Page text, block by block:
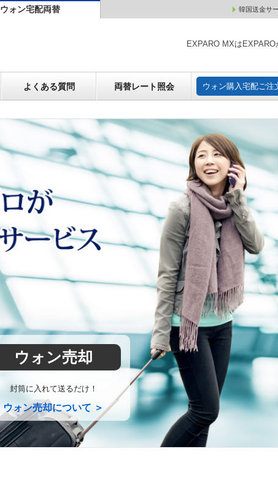
ウォン宅配両替 韓国送金サ
EXPARO MXはEXPARO
よくある質問 両替レート照会 ウォン購入宅配ご注
ウォン売却 ウォン購入宅
ウォン売却
封筒に入れて送るだけ！
ウォン売却について ＞